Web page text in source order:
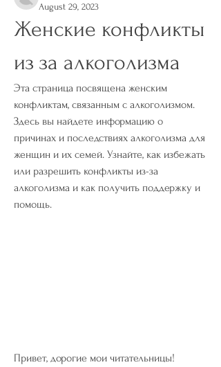
August 29, 2023
Женские конфликты
из за алкоголизма
Эта страница посвящена женским
конфликтам, связанным с алкоголизмом.
Здесь вы найдете информацию о
причинах и последствиях алкоголизма для
женщин и их семей. Узнайте, как избежать
или разрешить конфликты из-за
алкоголизма и как получить поддержку и
помощь.
Привет, дорогие мои читательницы!